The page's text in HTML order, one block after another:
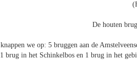
De houten
we op: 5 bruggen aan de
brug in het Schinkelbos en 1 brug in het